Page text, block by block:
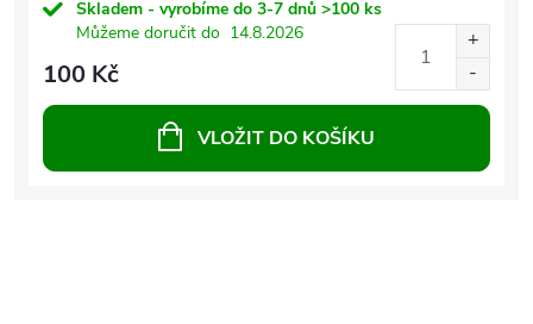
Skladem - vyrobíme do 3-7 dnů >100 ks
Můžeme doručit do 14.8.2026
100 Kč
VLOŽIT DO KOŠÍKU